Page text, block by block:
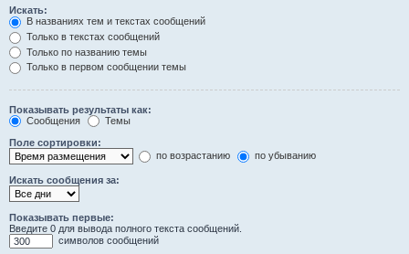
Искать:
В названиях тем и текстах сообщений
Только в текстах сообщений
Только по названию темы
Только в первом сообщении темы
Показывать результаты как:
Сообщения
Темы
Поле сортировки:
по возрастанию
по убыванию
Искать сообщения за:
Показывать первые:
Введите 0 для вывода полного текста сообщений.
символов сообщений